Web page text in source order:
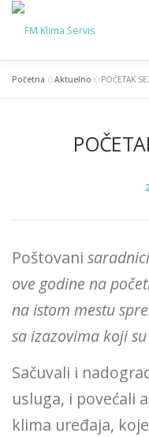
Skip
content
KONTAKT O
Početna »Aktuelno »POČETAK
Poštovani
ove godine na
na istom mestu
sa izazovima koji
Sačuvali i
usluga, i povećali
klima uređaja,